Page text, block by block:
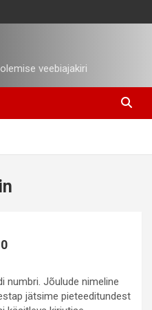
veebiajakiri
Jõulude nimeline
jätsime pieteeditundest